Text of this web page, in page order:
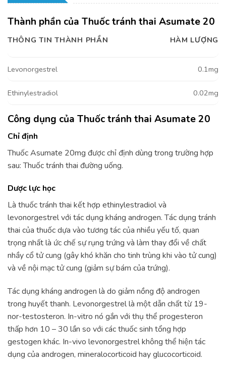
Thành phần của Thuốc tránh thai Asumate 20
THÔNG TIN THÀNH PHẦN HÀM LƯỢNG
Levonorgestrel 0.1mg
Ethinylestradiol 0.02mg
Công dụng của Thuốc tránh thai Asumate 20
Chỉ định
Thuốc Asumate 20mg được chỉ định dùng trong trường hợp
sau: Thuốc tránh thai đường uống.
Dược lực học
Là thuốc tránh thai kết hợp ethinylestradiol và
levonorgestrel với tác dụng kháng androgen. Tác dụng tránh
thai của thuốc dựa vào tương tác của nhiều yếu tố, quan
trọng nhất là ức chế sự rụng trứng và làm thay đổi về chất
nhầy cổ tử cung (gây khó khăn cho tinh trùng khi vào tử cung)
và về nội mạc tử cung (giảm sự bám của trứng).
Tác dụng kháng androgen là do giảm nồng độ androgen
trong huyết thanh. Levonorgestrel là một dẫn chất từ 19-
nor-testosteron. In-vitro nó gắn với thụ thể progesteron
thấp hơn 10 – 30 lần so với các thuốc sinh tổng hợp
gestogen khác. In-vivo levonorgestrel không thể hiện tác
dụng của androgen, mineralocorticoid hay glucocorticoid.